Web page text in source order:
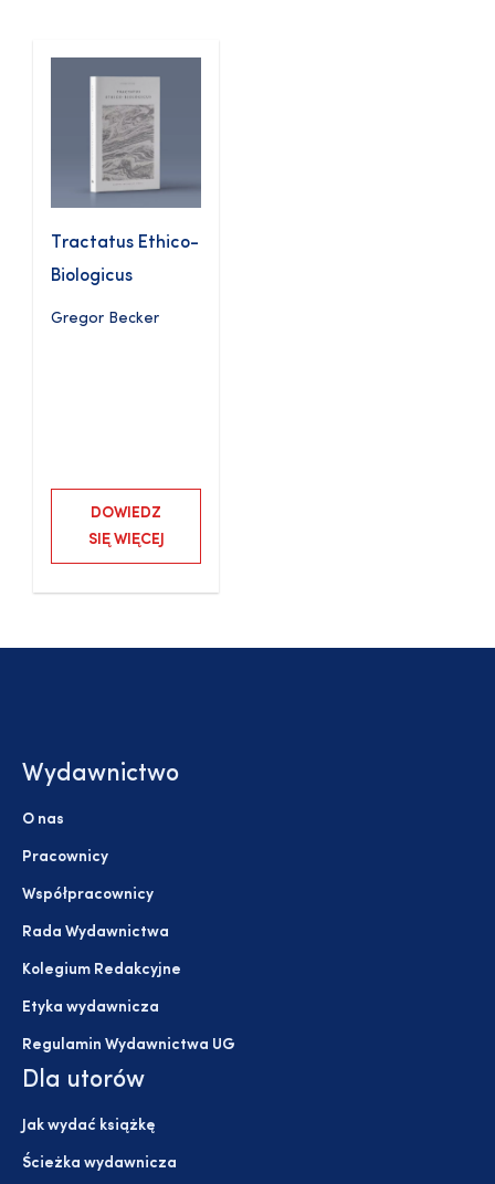
Tractatus Ethico-
Biologicus
Gregor Becker
DOWIEDZ
SIĘ WIĘCEJ
Wydawnictwo
O nas
Pracownicy
Współpracownicy
Rada Wydawnictwa
Kolegium Redakcyjne
Etyka wydawnicza
Regulamin Wydawnictwa UG
Dla utorów
Jak wydać książkę
Ścieżka wydawnicza